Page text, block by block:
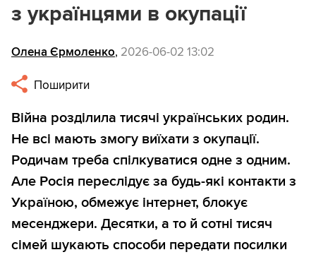
з українцями в окупації
Олена Єрмоленко, 2026-06-02 13:02
Поширити
Війна розділила тисячі українських родин.
Не всі мають змогу виїхати з окупації.
Родичам треба спілкуватися одне з одним.
Але Росія переслідує за будь-які контакти з
Україною, обмежує інтернет, блокує
месенджери. Десятки, а то й сотні тисяч
сімей шукають способи передати посилки